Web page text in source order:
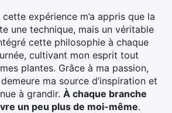
expérience m’a appris que la
une technique, mais un véritable
cette philosophie à chaque
cultivant mon esprit tout
plantes. Grâce à ma passion,
ma source d’inspiration et
à grandir. À chaque branche
un peu plus de moi-même.